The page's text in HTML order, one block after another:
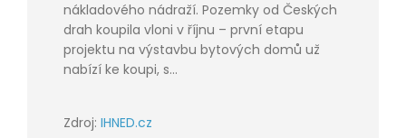
nákladového nádraží. Pozemky od Českých
drah koupila vloni v říjnu – první etapu
projektu na výstavbu bytových domů už
nabízí ke koupi, s...
Zdroj: IHNED.cz